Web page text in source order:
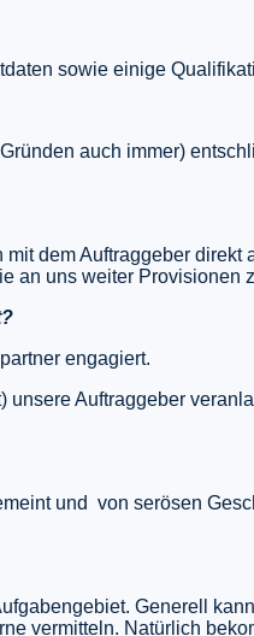
sowie einige
auch immer)
dem Auftraggeber
an uns weiter Provisionen
engagiert.
Auftraggeber
und von serösen
Generell
vermitteln. Natürlich